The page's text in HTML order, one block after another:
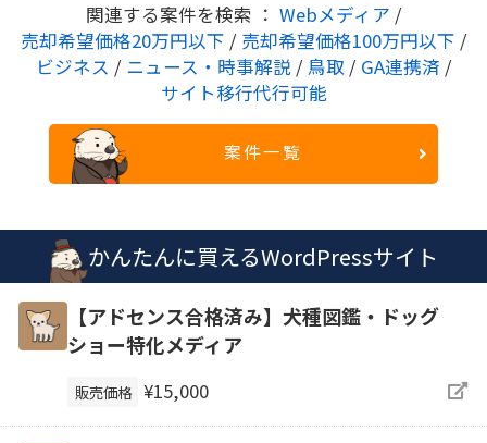
関連する案件を検索 ： Webメディア /
売却希望価格20万円以下 / 売却希望価格100万円以下 /
ビジネス / ニュース・時事解説 / 鳥取 / GA連携済 /
サイト移行代行可能
案件一覧
かんたんに買えるWordPressサイト
【アドセンス合格済み】犬種図鑑・ドッグ
ショー特化メディア
販売価格 ¥15,000